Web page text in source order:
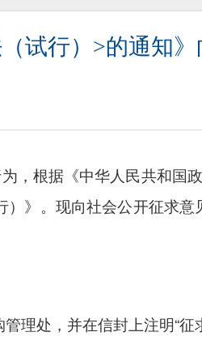
试行）>的通知
，根据《中华人民共和国
）》。现向社会公开征求意
处，并在信封上注明“征